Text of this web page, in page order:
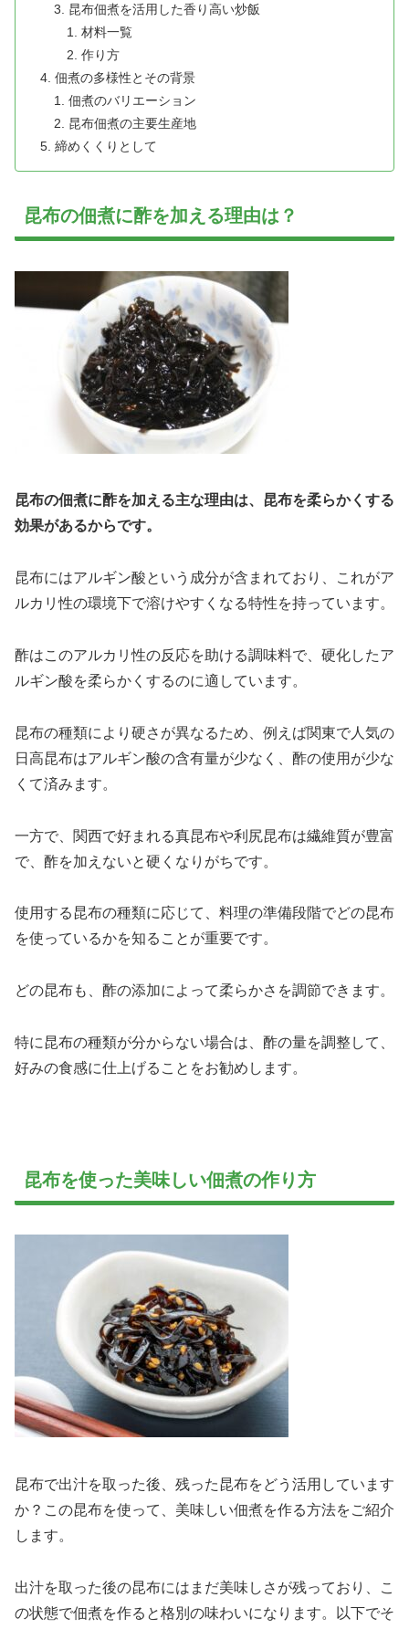
昆布佃煮を活用した香り高い炒飯
材料一覧
作り方
佃煮の多様性とその背景
佃煮のバリエーション
昆布佃煮の主要生産地
締めくくりとして
昆布の佃煮に酢を加える理由は？
昆布の佃煮に酢を加える主な理由は、昆布を柔らかくする
効果があるからです。
昆布にはアルギン酸という成分が含まれており、これがア
ルカリ性の環境下で溶けやすくなる特性を持っています。
酢はこのアルカリ性の反応を助ける調味料で、硬化したア
ルギン酸を柔らかくするのに適しています。
昆布の種類により硬さが異なるため、例えば関東で人気の
日高昆布はアルギン酸の含有量が少なく、酢の使用が少な
くて済みます。
一方で、関西で好まれる真昆布や利尻昆布は繊維質が豊富
で、酢を加えないと硬くなりがちです。
使用する昆布の種類に応じて、料理の準備段階でどの昆布
を使っているかを知ることが重要です。
どの昆布も、酢の添加によって柔らかさを調節できます。
特に昆布の種類が分からない場合は、酢の量を調整して、
好みの食感に仕上げることをお勧めします。
昆布を使った美味しい佃煮の作り方
昆布で出汁を取った後、残った昆布をどう活用しています
か？この昆布を使って、美味しい佃煮を作る方法をご紹介
します。
出汁を取った後の昆布にはまだ美味しさが残っており、こ
の状態で佃煮を作ると格別の味わいになります。以下でそ